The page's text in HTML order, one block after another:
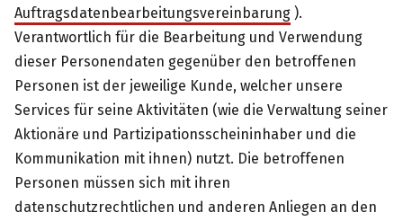
Auftragsdatenbearbeitungsvereinbarung ).
Verantwortlich für die Bearbeitung und Verwendung
dieser Personendaten gegenüber den betroffenen
Personen ist der jeweilige Kunde, welcher unsere
Services für seine Aktivitäten (wie die Verwaltung seiner
Aktionäre und Partizipationsscheininhaber und die
Kommunikation mit ihnen) nutzt. Die betroffenen
Personen müssen sich mit ihren
datenschutzrechtlichen und anderen Anliegen an den